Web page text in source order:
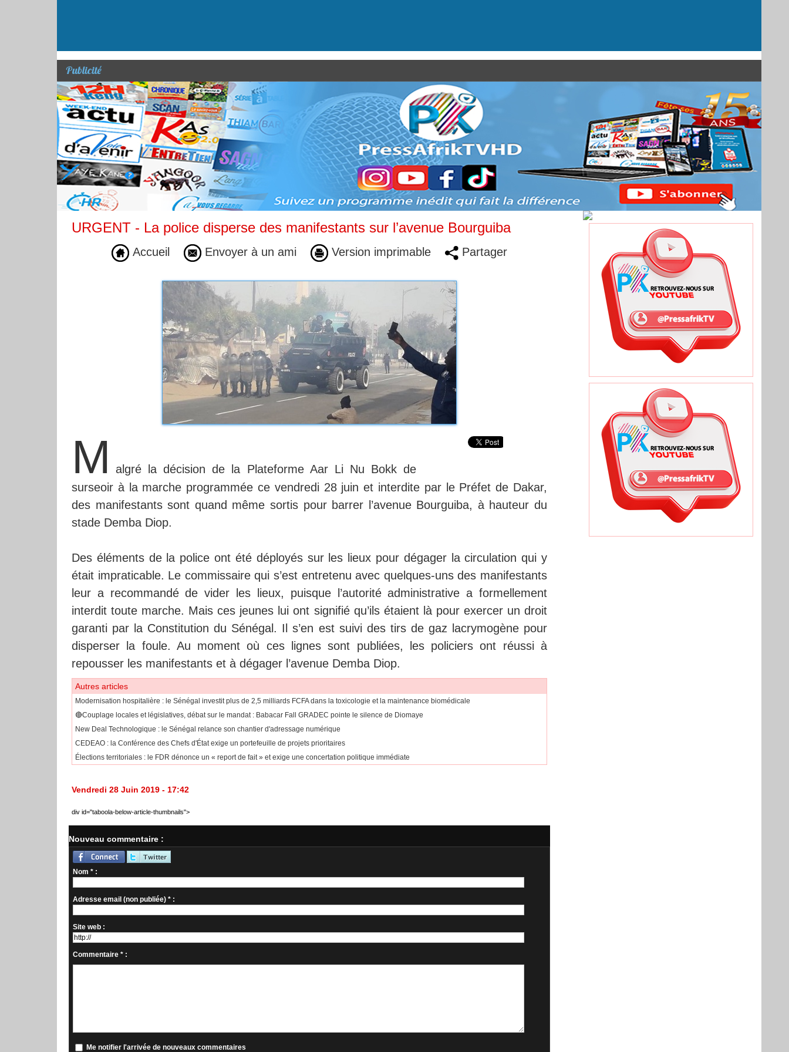
Publicité
URGENT - La police disperse des manifestants sur l’avenue Bourguiba
Accueil Envoyer à un ami Version imprimable Partager
M
algré la décision de la Plateforme Aar Li Nu Bokk de
surseoir à la marche programmée ce vendredi 28 juin et interdite par le Préfet de Dakar,
des manifestants sont quand même sortis pour barrer l’avenue Bourguiba, à hauteur du
stade Demba Diop.
Des éléments de la police ont été déployés sur les lieux pour dégager la circulation qui y
était impraticable. Le commissaire qui s’est entretenu avec quelques-uns des manifestants
leur a recommandé de vider les lieux, puisque l’autorité administrative a formellement
interdit toute marche. Mais ces jeunes lui ont signifié qu’ils étaient là pour exercer un droit
garanti par la Constitution du Sénégal. Il s’en est suivi des tirs de gaz lacrymogène pour
disperser la foule. Au moment où ces lignes sont publiées, les policiers ont réussi à
repousser les manifestants et à dégager l’avenue Demba Diop.
Autres articles
Modernisation hospitalière : le Sénégal investit plus de 2,5 milliards FCFA dans la toxicologie et la maintenance biomédicale
🔴Couplage locales et législatives, débat sur le mandat : Babacar Fall GRADEC pointe le silence de Diomaye
New Deal Technologique : le Sénégal relance son chantier d'adressage numérique
CEDEAO : la Conférence des Chefs d'État exige un portefeuille de projets prioritaires
Élections territoriales : le FDR dénonce un « report de fait » et exige une concertation politique immédiate
Vendredi 28 Juin 2019 - 17:42
div id="taboola-below-article-thumbnails">
Nouveau commentaire :
Nom * :
Adresse email (non publiée) * :
Site web :
Commentaire * :
Me notifier l'arrivée de nouveaux commentaires